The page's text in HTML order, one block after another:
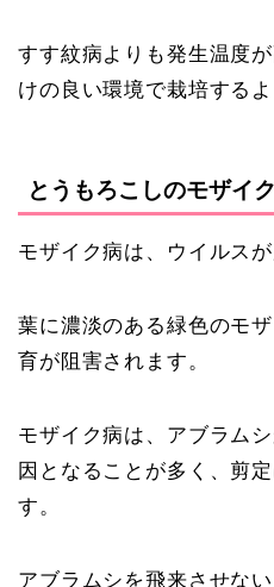
すす紋病よりも発生温度
けの良い環境で栽培するよ
とうもろこしのモザイ
モザイク病は、ウイルス
葉に濃淡のある緑色のモ
育が阻害されます。
モザイク病は、アブラム
因となることが多く、剪
す。
アブラムシを飛来させな